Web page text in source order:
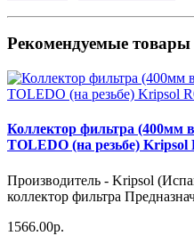
Рекомендуемые товары
Коллектор фильтра (400мм
TOLEDO (на резьбе) Kripsol
Производитель - Kripsol
коллектор фильтра
1566.00р.